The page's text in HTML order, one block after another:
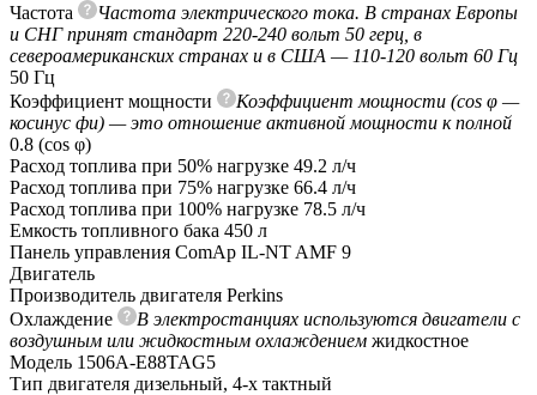
Частота
Частота электрического тока. В странах Европы
и СНГ принят стандарт 220-240 вольт 50 герц, в
североамериканских странах и в США — 110-120 вольт 60 Гц
50 Гц
Коэффициент мощности
Коэффициент мощности (cos φ —
косинус фи) — это отношение активной мощности к полной
0.8 (сos φ)
Расход топлива при 50% нагрузке 49.2 л/ч
Расход топлива при 75% нагрузке 66.4 л/ч
Расход топлива при 100% нагрузке 78.5 л/ч
Емкость топливного бака 450 л
Панель управления ComAp IL-NT AMF 9
Двигатель
Производитель двигателя Perkins
Охлаждение
В электростанциях используются двигатели с
воздушным или жидкостным охлаждением жидкостное
Модель 1506A-E88TAG5
Тип двигателя дизельный, 4-х тактный